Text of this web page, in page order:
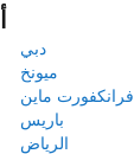
دبي
ميونخ
فرانكفورت ماين
باريس
الرياض